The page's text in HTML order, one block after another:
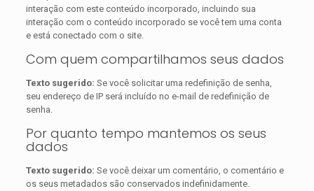
interação com este conteúdo incorporado, incluindo sua
interação com o conteúdo incorporado se você tem uma conta
e está conectado com o site.
Com quem compartilhamos seus dados
Texto sugerido: Se você solicitar uma redefinição de senha,
seu endereço de IP será incluído no e-mail de redefinição de
senha.
Por quanto tempo mantemos os seus
dados
Texto sugerido: Se você deixar um comentário, o comentário e
os seus metadados são conservados indefinidamente.